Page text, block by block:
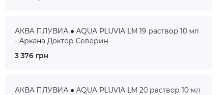
АКВА ПЛУВИА ● AQUA PLUVIA LM 19 раствор 10 мл
- Аркана Доктор Северин
3 376 грн
АКВА ПЛУВИА ● AQUA PLUVIA LM 20 раствор 10 мл